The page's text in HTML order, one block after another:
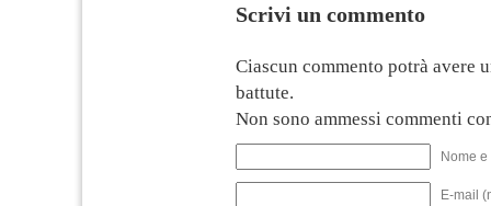
Scrivi un commento
Ciascun commento potrà avere
battute.
Non sono ammessi commenti
Nome
E-mail